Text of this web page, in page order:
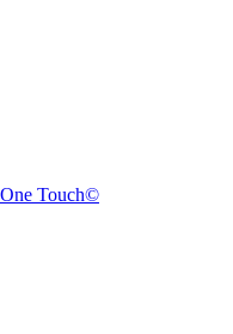
Touch©